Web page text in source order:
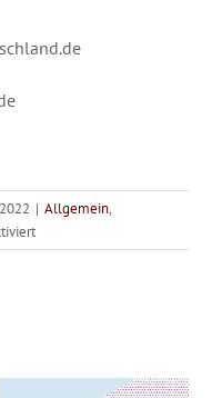
| Allgemein,
für
Gemeinsam